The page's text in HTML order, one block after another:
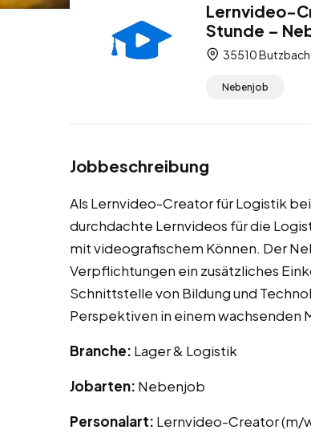
Lernvideo-
Stunde –
35510
Nebenjob
Jobbeschreibung
Als Lernvideo-Creator für Logistik
durchdachte Lernvideos für die
mit videografischem Können. Der
Verpflichtungen ein zusätzliches
Schnittstelle von Bildung und
Perspektiven in einem wachsenden
Branche: Lager & Logistik
Jobarten: Nebenjob
Personalart: Lernvideo-Creator (m/